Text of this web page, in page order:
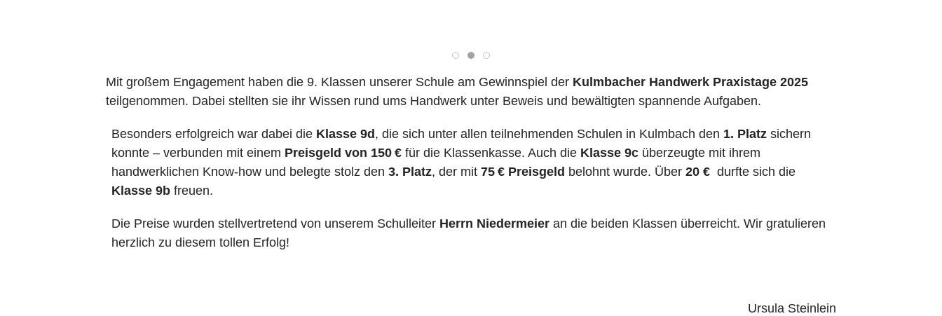
Mit großem Engagement haben die 9. Klassen unserer Schule am Gewinnspiel der Kulmbacher Handwerk Praxistage 2025
teilgenommen. Dabei stellten sie ihr Wissen rund ums Handwerk unter Beweis und bewältigten spannende Aufgaben.
Besonders erfolgreich war dabei die Klasse 9d, die sich unter allen teilnehmenden Schulen in Kulmbach den 1. Platz sichern
konnte – verbunden mit einem Preisgeld von 150 € für die Klassenkasse. Auch die Klasse 9c überzeugte mit ihrem
handwerklichen Know-how und belegte stolz den3. Platz, der mit75 € Preisgeld belohnt wurde. Über20 € durfte sich die
Klasse 9b freuen.
Die Preise wurden stellvertretend von unserem Schulleiter Herrn Niedermeier an die beiden Klassen überreicht. Wir gratulieren
herzlich zu diesem tollen Erfolg!
Ursula Steinlein